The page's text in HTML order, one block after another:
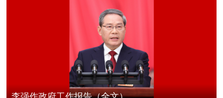
李强作政府工作报告（全文）